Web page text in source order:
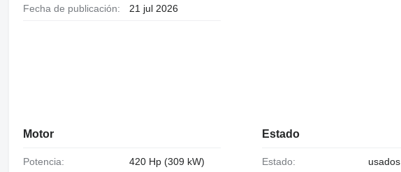
Fecha de publicación: 21 jul 2026
Motor
Potencia: 420 Hp (309 kW)
Estado
Estado: usados